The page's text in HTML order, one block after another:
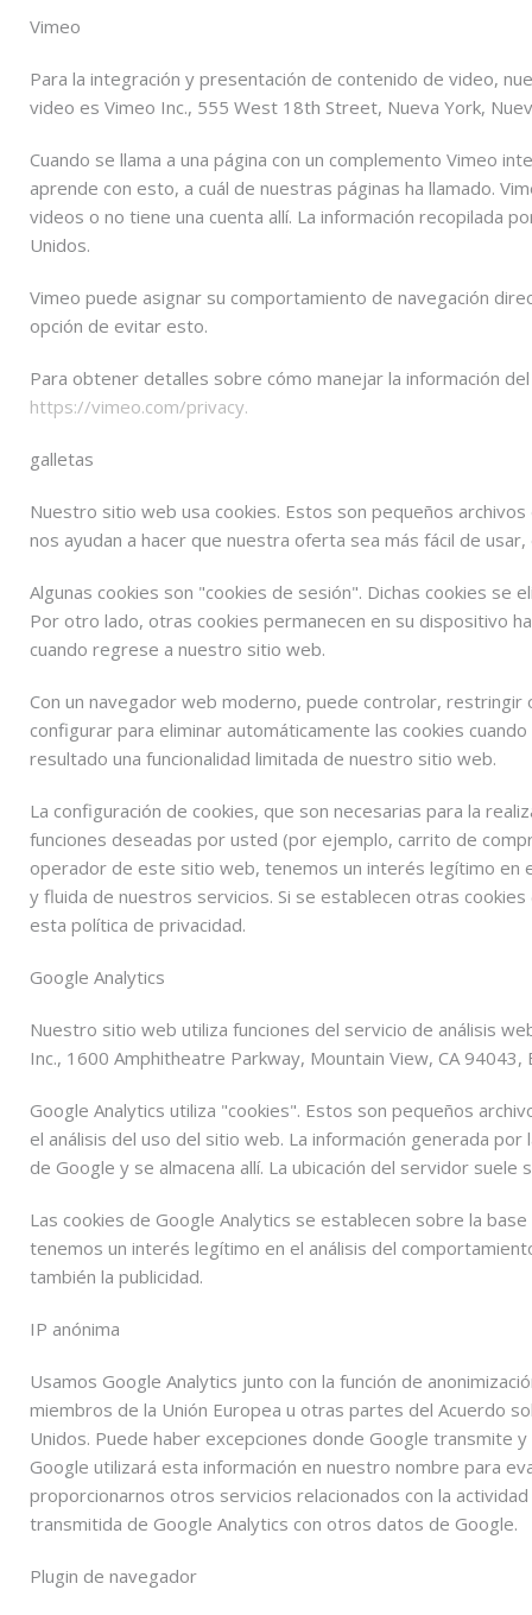
Vimeo
Para la integración y presentación de contenido de video,
video es Vimeo Inc., 555 West 18th Street, Nueva York,
Cuando se llama a una página con un complemento Vimeo
aprende con esto, a cuál de nuestras páginas ha llamado.
videos o no tiene una cuenta allí. La información recopilada
Unidos.
Vimeo puede asignar su comportamiento de navegación
opción de evitar esto.
Para obtener detalles sobre cómo manejar la información
https://vimeo.com/privacy.
galletas
Nuestro sitio web usa cookies. Estos son pequeños
nos ayudan a hacer que nuestra oferta sea más fácil de
Algunas cookies son "cookies de sesión". Dichas cookies
Por otro lado, otras cookies permanecen en su dispositivo
cuando regrese a nuestro sitio web.
Con un navegador web moderno, puede controlar,
configurar para eliminar automáticamente las cookies
resultado una funcionalidad limitada de nuestro sitio web.
La configuración de cookies, que son necesarias para la
funciones deseadas por usted (por ejemplo, carrito de
operador de este sitio web, tenemos un interés legítimo en
y fluida de nuestros servicios. Si se establecen otras
esta política de privacidad.
Google Analytics
Nuestro sitio web utiliza funciones del servicio de análisis
Inc., 1600 Amphitheatre Parkway, Mountain View, CA 94043,
Google Analytics utiliza "cookies". Estos son pequeños
el análisis del uso del sitio web. La información generada
de Google y se almacena allí. La ubicación del servidor suele
Las cookies de Google Analytics se establecen sobre la
tenemos un interés legítimo en el análisis del
también la publicidad.
IP anónima
Usamos Google Analytics junto con la función de
miembros de la Unión Europea u otras partes del Acuerdo
Unidos. Puede haber excepciones donde Google transmite
Google utilizará esta información en nuestro nombre para
proporcionarnos otros servicios relacionados con la
transmitida de Google Analytics con otros datos de Google.
Plugin de navegador